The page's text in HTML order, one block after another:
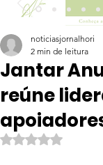
Jantar
reúne
noticiasjornalhori
2 min de leitura
Avaliado com